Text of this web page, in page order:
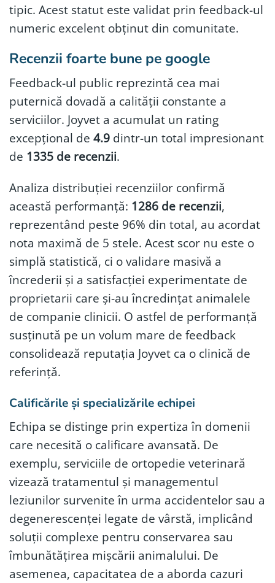
tipic. Acest statut este validat prin feedback-ul
numeric excelent obținut din comunitate.
Recenzii foarte bune pe google
Feedback-ul public reprezintă cea mai
puternică dovadă a calității constante a
serviciilor. Joyvet a acumulat un rating
excepțional de 4.9 dintr-un total impresionant
de 1335 de recenzii.
Analiza distribuției recenziilor confirmă
această performanță: 1286 de recenzii,
reprezentând peste 96% din total, au acordat
nota maximă de 5 stele. Acest scor nu este o
simplă statistică, ci o validare masivă a
încrederii și a satisfacției experimentate de
proprietarii care și-au încredințat animalele
de companie clinicii. O astfel de performanță
susținută pe un volum mare de feedback
consolidează reputația Joyvet ca o clinică de
referință.
Calificările și specializările echipei
Echipa se distinge prin expertiza în domenii
care necesită o calificare avansată. De
exemplu, serviciile de ortopedie veterinară
vizează tratamentul și managementul
leziunilor survenite în urma accidentelor sau a
degenerescenței legate de vârstă, implicând
soluții complexe pentru conservarea sau
îmbunătățirea mișcării animalului. De
asemenea, capacitatea de a aborda cazuri